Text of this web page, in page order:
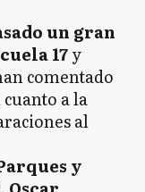
un gran
17y
comentado
a la
al
y